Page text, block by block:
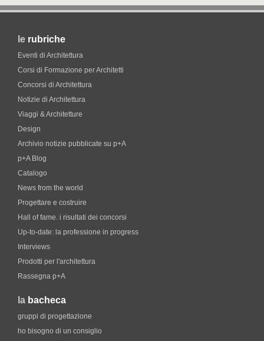
le rubriche
Eventi di Architettura
Corsi di Formazione per Architetti
Concorsi di Architettura
Notizie di Architettura
Viaggi & Architetture
Design
Archivio notizie pubblicate su p+A
p+A Blog
Catalogo
News from the world
Progettare e costruire
Hall of fame. i risultati dei concorsi
Up-to-date: la professione in progress
Interviews
Prodotti per l'architettura
Rassegna p+A
la bacheca
gruppi di progettazione
ho bisogno di un consiglio